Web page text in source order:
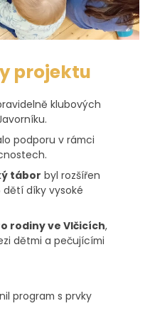
projektu
klubových
podporu v rámci
tábor byl rozšířen
dětí díky vysoké
rodiny ve Vlčicích,
dětmi a pečujícími
program s prvky